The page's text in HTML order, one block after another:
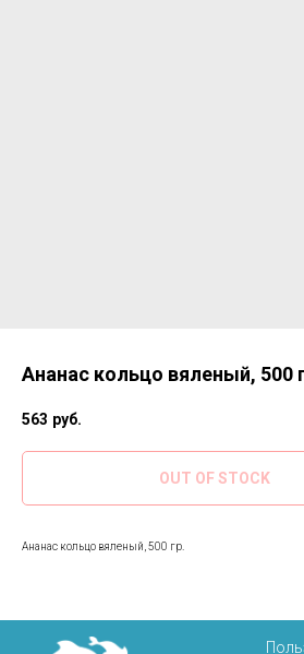
Ананас кольцо вяленый, 500
563 руб.
OUT OF STOCK
Ананас кольцо вяленый, 500 гр.